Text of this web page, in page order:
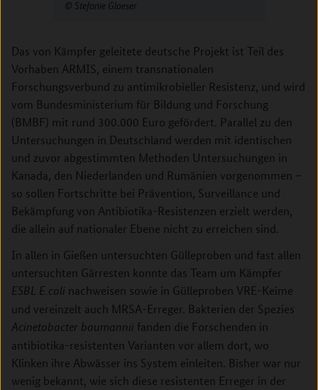
Stefanie Glaeser
Das von Kämpfer geleitete deutsche Projekt ist Teil des
Vorhaben ARMIS, einem transnationalen
Forschungsverbund zu antimikrobieller Resistenz, und wird
vom Bundesministerium für Bildung und Forschung
(BMBF) mit rund 300.000 Euro gefördert. Parallel zu den
Untersuchungen in Deutschland werden mit identischen
und zuvor abgestimmten Methoden Untersuchungen in
Kanada, den Niederlanden und Rumänien vorgenommen –
so sollen Fortschritte bei Prävention, Surveillance und
Bekämpfung von Antibiotika-Resistenzen erzielt werden,
die allein auf nationaler Ebene nicht zu erreichen sind.
In allen in Gießen untersuchten Gülleproben und fast allen
untersuchten Gärresten konnte das Team um Kämpfer
ESBL E.coli nachweisen sowie in Gülleproben VRE-Keime
und vereinzelt auch MRSA-Erreger. Bakterien der Spezies
Acinetobacter baumannii fanden die Forschenden in
antibiotika-resistenten Varianten vor allem dort, wo
Klinken ihre Abwässer ins System einleiten. Bisher war nur
wenig bekannt, wie sich diese resistenten Erreger in der